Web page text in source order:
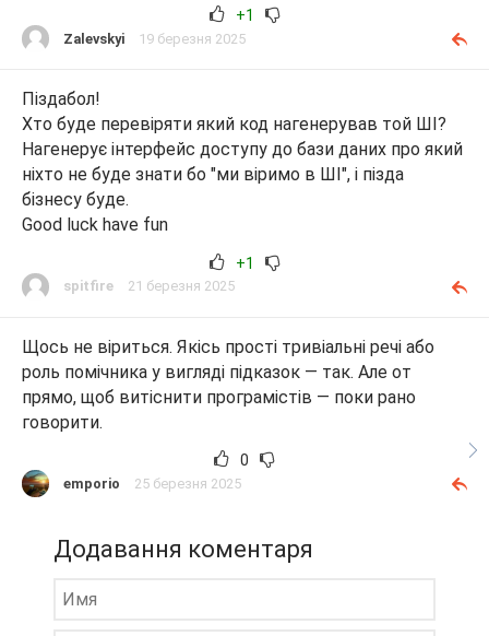
+1
Zalevskyi 19 березня 2025
Піздабол!
Хто буде перевіряти який код нагенерував той ШІ?
Нагенерує інтерфейс доступу до бази даних про який
ніхто не буде знати бо "ми віримо в ШІ", і пізда
бізнесу буде.
Good luck have fun
+1
spitfire 21 березня 2025
Щось не віриться. Якісь прості тривіальні речі або
роль помічника у вигляді підказок — так. Але от
прямо, щоб витіснити програмістів — поки рано
говорити.
0
emporio 25 березня 2025
Додавання коментаря